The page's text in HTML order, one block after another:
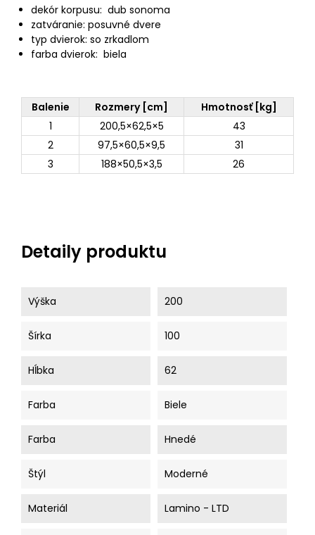
dekór korpusu: dub sonoma
zatváranie: posuvné dvere
typ dvierok: so zrkadlom
farba dvierok: biela
Balenie Rozmery [cm]
Hmotnosť [kg]
1
200,5×62,5×5
43
2
97,5×60,5×9,5
31
3
188×50,5×3,5 26
Detaily produktu
Výška 200
Šírka 100
Hĺbka 62
Farba Biele
Farba Hnedé
Štýl Moderné
Materiál Lamino - LTD